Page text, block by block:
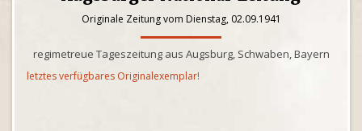
Originale Zeitung vom Dienstag, 02.09.1941
regimetreue Tageszeitung aus Augsburg, Schwaben, Bayern
letztes verfügbares Originalexemplar!